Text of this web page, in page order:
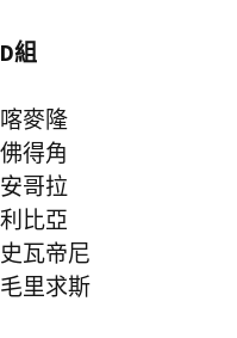
D組
喀麥隆
佛得角
安哥拉
利比亞
史瓦帝尼
毛里求斯